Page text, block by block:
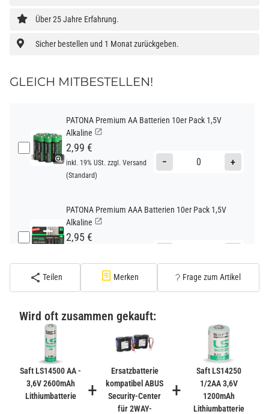
Über 25 Jahre Erfahrung.
Sicher bestellen und 1 Monat zurückgeben.
GLEICH MITBESTELLEN!
PATONA Premium AA Batterien 10er Pack 1,5V
Alkaline
2,99 €
inkl. 19% USt. zzgl. Versand
(Standard)
− +
PATONA Premium AAA Batterien 10er Pack 1,5V
Alkaline
2,95 €
(Standard)
Lithium
inkl. 19% USt. zzgl.Versand
(Gefahrgut UN3090 Versand
gem. SV188 ADR)
Verbatim Cool'n'Go AirJet Handventilator 4000mAh
Teilen Merken Frage zum Artikel
Wird oft zusammen gekauft:
Saft LS14500 AA -
3,6V 2600mAh
Lithiumbatterie
+
Ersatzbatterie
kompatibel ABUS
Security-Center
für 2WAY-
+
Saft LS14250
1/2AA 3,6V
1200mAh
Lithiumbatterie